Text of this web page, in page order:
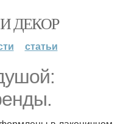
ДЕКОР
статьи